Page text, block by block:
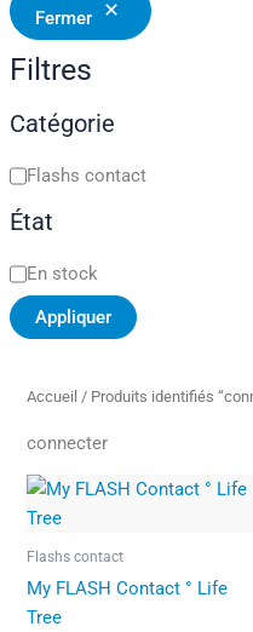
Fermer
Filtres
Catégorie
Flashs contact
État
En stock
Appliquer
Accueil / Produits identifiés
connecter
Flashs contact
My FLASH Contact ° Life
Tree